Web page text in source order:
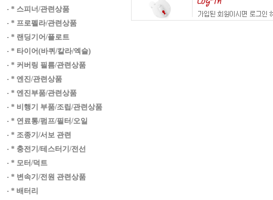
· * 스피너/관련상품
· * 프로펠라/관련상품
· * 랜딩기어/플로트
· * 타이어(바퀴/칼라/엑슬)
· * 커버링 필름/관련상품
· * 엔진/관련상품
· * 엔진부품/관련상품
· * 비행기 부품/조립/관련상품
· * 연료통/펌프/필터/오일
· * 조종기/서보 관련
· * 충전기/테스터기/전선
· * 모터/덕트
· * 변속기/전원 관련상품
· * 배터리